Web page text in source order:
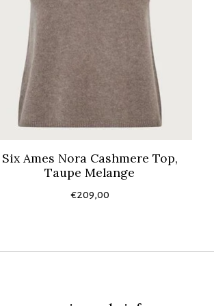
Six Ames Nora Cashmere Top,
Taupe Melange
€209,00